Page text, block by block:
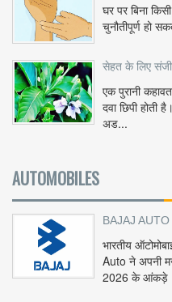
घर पर बिना
चुनौतीपूर्ण हो
सेहत के लिए
एक पुरानी
दवा छिपी होती
अड...
AUTOMOBILES
BAJAJ AUTO
भारतीय
Auto ने अपनी
2026 के आंकड़े